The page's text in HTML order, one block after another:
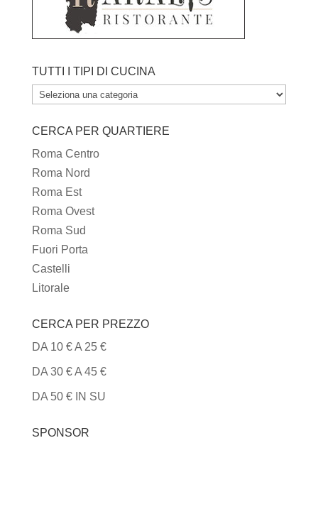
TUTTI I TIPI DI CUCINA
TUTTI
TIPI
DI
CUCINA
CERCA PER QUARTIERE
Roma Centro
Roma Nord
Roma Est
Roma Ovest
Roma Sud
Fuori Porta
Castelli
Litorale
CERCA PER PREZZO
DA 10 € A 25 €
DA 30 € A 45 €
DA 50 € IN SU
SPONSOR